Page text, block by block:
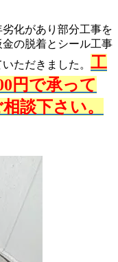
化があり部分工事を
の脱着とシール工事
ただきました。 工
円で承って
談下さい。